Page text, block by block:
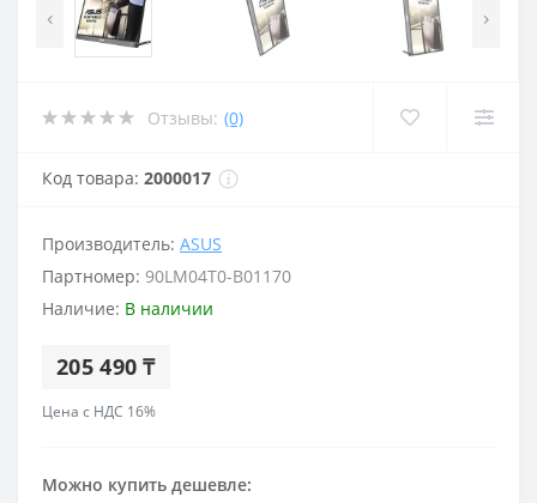
‹ ›
Отзывы: (0)
Код товара: 2000017
Производитель: ASUS
Партномер: 90LM04T0-B01170
Наличие: В наличии
205 490 ₸
Цена с НДС 16%
Можно купить дешевле: